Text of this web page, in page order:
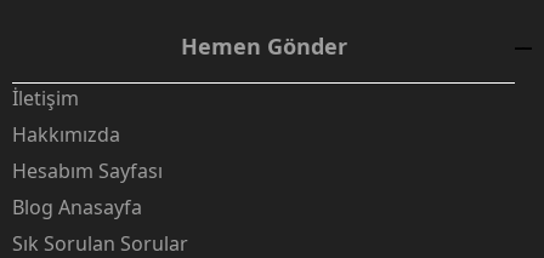
Hemen Gönder
İletişim
Hakkımızda
Hesabım Sayfası
Blog Anasayfa
Sık Sorulan Sorular